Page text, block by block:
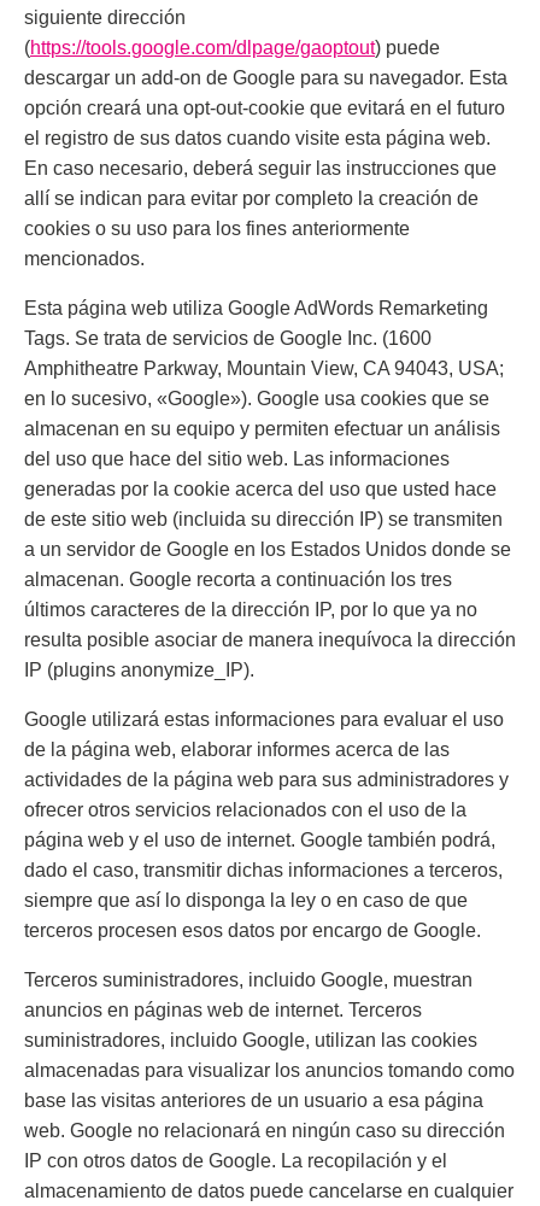
siguiente dirección
(https://tools.google.com/dlpage/gaoptout) puede
descargar un add-on de Google para su navegador. Esta
opción creará una opt-out-cookie que evitará en el futuro
el registro de sus datos cuando visite esta página web.
En caso necesario, deberá seguir las instrucciones que
allí se indican para evitar por completo la creación de
cookies o su uso para los fines anteriormente
mencionados.
Esta página web utiliza Google AdWords Remarketing
Tags. Se trata de servicios de Google Inc. (1600
Amphitheatre Parkway, Mountain View, CA 94043, USA;
en lo sucesivo, «Google»). Google usa cookies que se
almacenan en su equipo y permiten efectuar un análisis
del uso que hace del sitio web. Las informaciones
generadas por la cookie acerca del uso que usted hace
de este sitio web (incluida su dirección IP) se transmiten
a un servidor de Google en los Estados Unidos donde se
almacenan. Google recorta a continuación los tres
últimos caracteres de la dirección IP, por lo que ya no
resulta posible asociar de manera inequívoca la dirección
IP (plugins anonymize_IP).
Google utilizará estas informaciones para evaluar el uso
de la página web, elaborar informes acerca de las
actividades de la página web para sus administradores y
ofrecer otros servicios relacionados con el uso de la
página web y el uso de internet. Google también podrá,
dado el caso, transmitir dichas informaciones a terceros,
siempre que así lo disponga la ley o en caso de que
terceros procesen esos datos por encargo de Google.
Terceros suministradores, incluido Google, muestran
anuncios en páginas web de internet. Terceros
suministradores, incluido Google, utilizan las cookies
almacenadas para visualizar los anuncios tomando como
base las visitas anteriores de un usuario a esa página
web. Google no relacionará en ningún caso su dirección
IP con otros datos de Google. La recopilación y el
almacenamiento de datos puede cancelarse en cualquier